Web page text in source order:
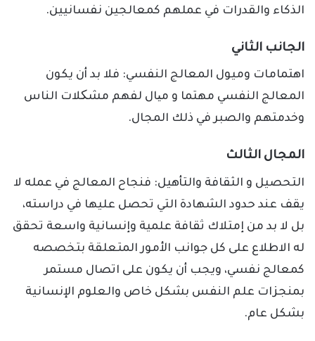
الذكاء والقدرات في عملهم كمعالجين نفسانيين.
الجانب الثاني
اهتمامات وميول المعالج النفسي: فلا بد أن يكون
المعالج النفسي مهتما و میال لفهم مشکلات الناس
وخدمتهم والصبر في ذلك المجال.
المجال الثالث
التحصيل و الثقافة والتأهيل: فنجاح المعالج في عمله لا
يقف عند حدود الشهادة التي تحصل عليها في دراسته،
بل لا بد من إمتلاك ثقافة علمية وإنسانية واسعة تحقق
له الاطلاع على كل جوانب الأمور المتعلقة بتخصصه
كمعالج نفسي، ويجب أن يكون على اتصال مستمر
بمنجزات علم النفس بشكل خاص والعلوم الإنسانية
بشكل عام.